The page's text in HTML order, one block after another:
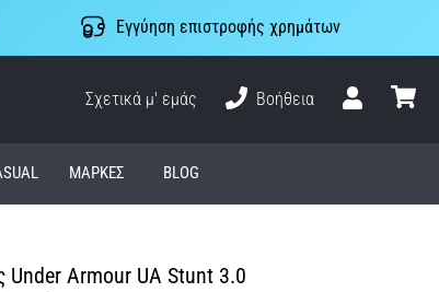
Εγγύηση επιστροφής χρημάτων
Σχετικά μ' εμάς
Βοήθεια
ΜΆΡΚΕΣ BLOG
Under Armour UA Stunt 3.0